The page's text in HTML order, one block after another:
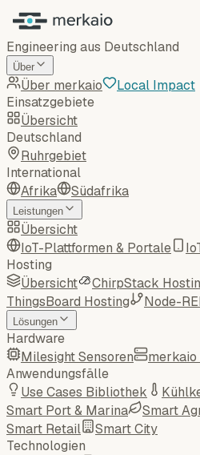
Engineering aus Deutschland
Über
Über merkaio
Local Impact
Einsatzgebiete
Übersicht
Deutschland
Ruhrgebiet
International
Afrika
Südafrika
Leistungen
Übersicht
IoT-Plattformen & Portale
Hosting
Übersicht
ChirpStack
ThingsBoard Hosting
Node-
Lösungen
Hardware
Milesight Sensoren
merkaio
Anwendungsfälle
Use Cases Bibliothek
Smart Port & Marina
Smart
Smart Retail
Smart City
Technologien